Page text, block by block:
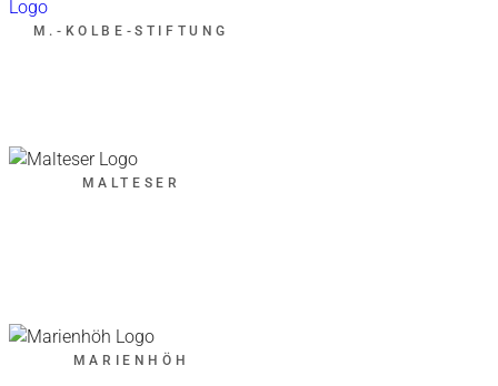
M.-KOLBE-STIFTUNG
MALTESER
MARIENHÖH